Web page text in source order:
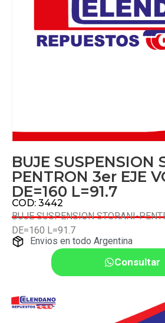
BUJE SUSPENSION
PENTRON 3er EJE
DE=160 L=91.7
COD: 3442
BUJE SUSPENSION STORANI-
DE=160 L=91.7
Envios en todo Argentina
Consultar